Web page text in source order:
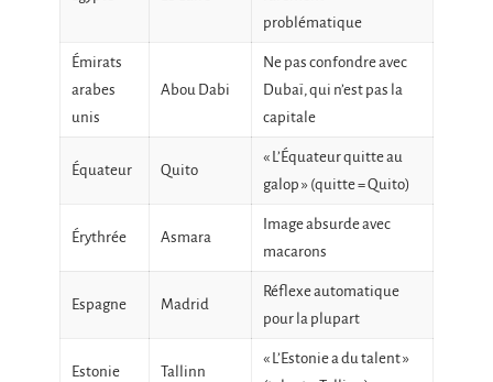
problématique
Émirats
arabes
unis
Abou Dabi
Ne pas confondre avec
Dubaï, qui n’est pas la
capitale
Équateur Quito
« L’Équateur quitte au
galop » (quitte = Quito)
Érythrée Asmara
Image absurde avec
macarons
Espagne Madrid
Réflexe automatique
pour la plupart
Estonie Tallinn
« L’Estonie a du talent »